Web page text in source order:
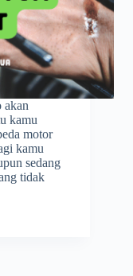
akan
kamu
motor
kamu
sedang
tidak